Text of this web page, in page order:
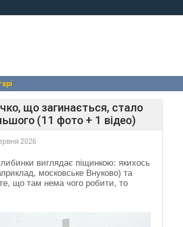
що загинається, стало
(11 фото + 1 відео)
2026
виглядає піщинкою: якихось
московське Внуково) та
що там нема чого робити, то